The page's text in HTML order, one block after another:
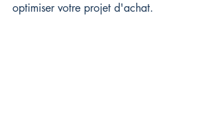
optimiser votre projet d'achat.